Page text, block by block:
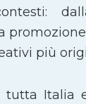
più
tutta Italia